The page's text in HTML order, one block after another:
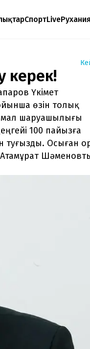
СпортLive
керек!
Үкімет
өзін толық
мал шаруашылығы
100 пайызға
туғызды. Осыған